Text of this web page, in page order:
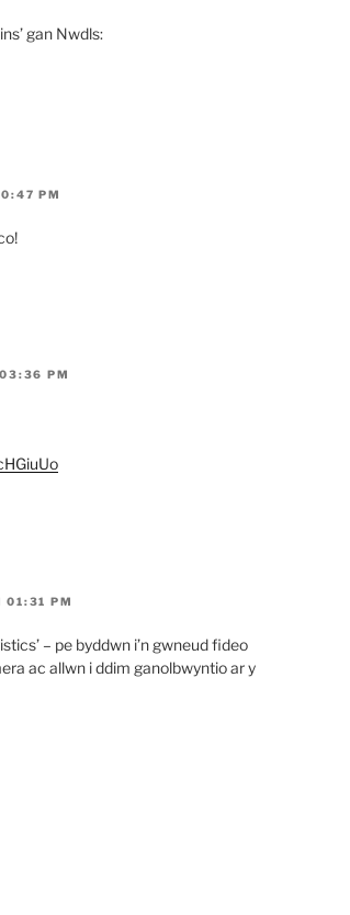
gan Nwdls:
PM
PM
01:31 PM
– pe byddwn i’n gwneud fideo
ac allwn i ddim ganolbwyntio ar y